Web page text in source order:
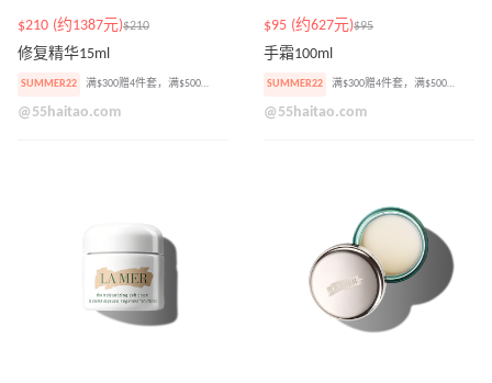
$210 (约1387元)$210
修复精华15ml
SUMMER22 满$300赠4件套，满$500加赠焕肤精华小样
@55haitao.com
$95 (约627元)$95
手霜100ml
SUMMER22 满$300赠4件套，满$500加赠焕肤精华小样
@55haitao.com